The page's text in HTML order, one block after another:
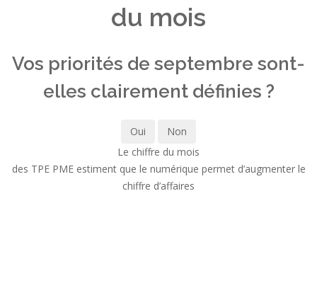
du mois
Vos priorités de septembre sont-
elles clairement définies ?
Oui
Non
Le chiffre du mois
des TPE PME estiment que le numérique permet d’augmenter le
chiffre d’affaires